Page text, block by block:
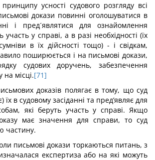
усності судового розгляду всі
докази повинні оголошуватися в
і пред´являтися для ознайомлення
участь у справі, а в разі необхідності (їх
в їх дійсності тощо) - і свідкам,
поширюється і на письмові докази,
судових доручень, забезпечення
на місці.[71]
доказів полягає в тому, що суд
їх в судовому засіданні та пред’являє для
які беруть участь у справі. Якщо
має значення для справи, то суд
частину.
письмові докази торкаються питань, з
експертиза або на які можуть